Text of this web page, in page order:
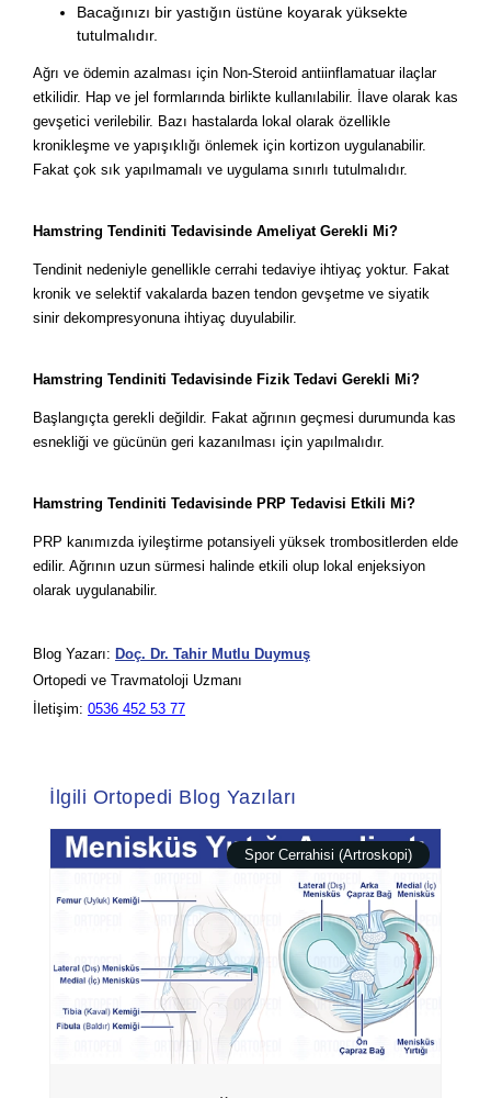
Bacağınızı bir yastığın üstüne koyarak yüksekte
tutulmalıdır.
Ağrı ve ödemin azalması için Non-Steroid antiinflamatuar ilaçlar
etkilidir. Hap ve jel formlarında birlikte kullanılabilir. İlave olarak kas
gevşetici verilebilir. Bazı hastalarda lokal olarak özellikle
kronikleşme ve yapışıklığı önlemek için kortizon uygulanabilir.
Fakat çok sık yapılmamalı ve uygulama sınırlı tutulmalıdır.
Hamstring Tendiniti Tedavisinde Ameliyat Gerekli Mi?
Tendinit nedeniyle genellikle cerrahi tedaviye ihtiyaç yoktur. Fakat
kronik ve selektif vakalarda bazen tendon gevşetme ve siyatik
sinir dekompresyonuna ihtiyaç duyulabilir.
Hamstring Tendiniti Tedavisinde Fizik Tedavi Gerekli Mi?
Başlangıçta gerekli değildir. Fakat ağrının geçmesi durumunda kas
esnekliği ve gücünün geri kazanılması için yapılmalıdır.
Hamstring Tendiniti Tedavisinde PRP Tedavisi Etkili Mi?
PRP kanımızda iyileştirme potansiyeli yüksek trombositlerden elde
edilir. Ağrının uzun sürmesi halinde etkili olup lokal enjeksiyon
olarak uygulanabilir.
Blog Yazarı: Doç. Dr. Tahir Mutlu Duymuş
Ortopedi ve Travmatoloji Uzmanı
İletişim: 0536 452 53 77
İlgili Ortopedi Blog Yazıları
Spor Cerrahisi (Artroskopi)